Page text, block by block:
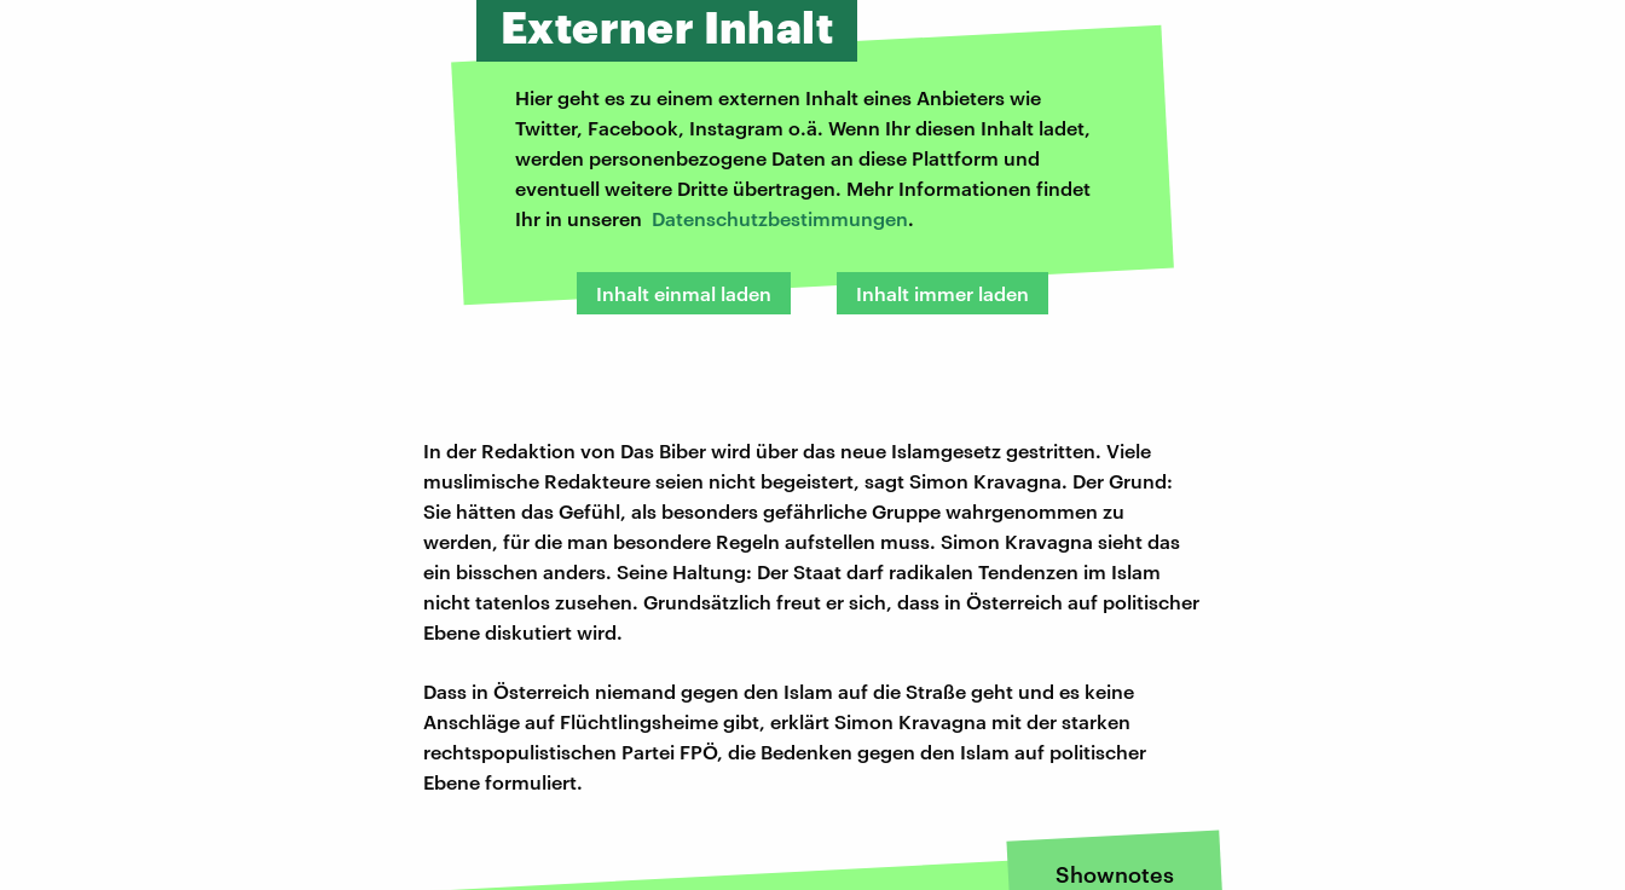
Externer Inhalt
Hier geht es zu einem externen Inhalt eines Anbieters wie
Twitter, Facebook, Instagram o.ä. Wenn Ihr diesen Inhalt ladet,
werden personenbezogene Daten an diese Plattform und
eventuell weitere Dritte übertragen. Mehr Informationen findet
Ihr in unseren Datenschutzbestimmungen.
Inhalt einmal laden Inhalt immer laden
In der Redaktion von Das Biber wird über das neue Islamgesetz gestritten. Viele
muslimische Redakteure seien nicht begeistert, sagt Simon Kravagna. Der Grund:
Sie hätten das Gefühl, als besonders gefährliche Gruppe wahrgenommen zu
werden, für die man besondere Regeln aufstellen muss. Simon Kravagna sieht das
ein bisschen anders. Seine Haltung: Der Staat darf radikalen Tendenzen im Islam
nicht tatenlos zusehen. Grundsätzlich freut er sich, dass in Österreich auf politischer
Ebene diskutiert wird.
Dass in Österreich niemand gegen den Islam auf die Straße geht und es keine
Anschläge auf Flüchtlingsheime gibt, erklärt Simon Kravagna mit der starken
rechtspopulistischen Partei FPÖ, die Bedenken gegen den Islam auf politischer
Ebene formuliert.
Shownotes